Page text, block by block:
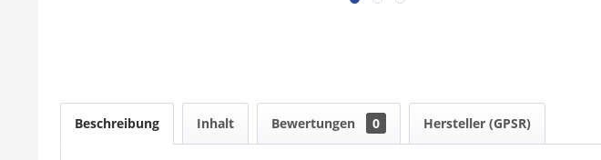
Beschreibung Inhalt Bewertungen 0 Hersteller (GPSR)